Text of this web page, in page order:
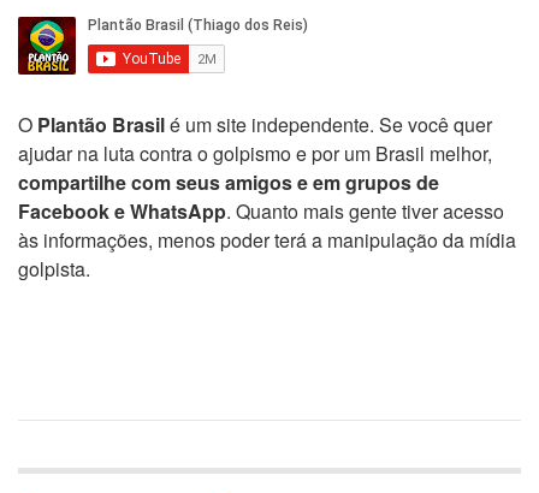
O Plantão Brasilé um site independente. Se você quer
ajudar na luta contra o golpismo e por um Brasil melhor,
compartilhe com seus amigos e em grupos de
Facebook e WhatsApp. Quanto mais gente tiver acesso
às informações, menos poder terá a manipulação da mídia
golpista.